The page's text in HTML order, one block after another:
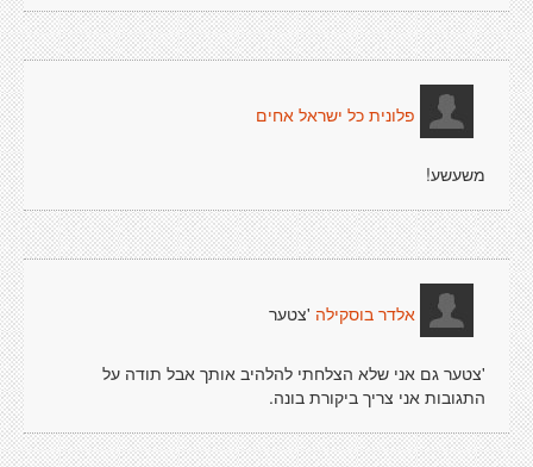
פלונית כל ישראל אחים
משעשע!
אלדר בוסקילה 'צטער
'צטער גם אני שלא הצלחתי להלהיב אותך אבל תודה על
התגובות אני צריך ביקורת בונה.